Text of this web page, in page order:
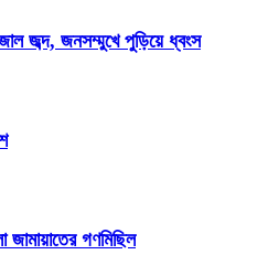
জাল জব্দ, জনসম্মুখে পুড়িয়ে ধ্বংস
গণমিছিল